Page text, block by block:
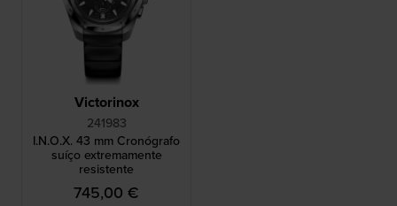
Victorinox
241983
I.N.O.X. 43 mm Cronógrafo
suíço extremamente
resistente
745,00 €